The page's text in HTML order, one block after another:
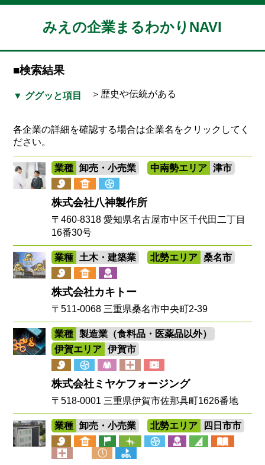
みえの企業まるわかりNAVI
■検索結果
▼ ググッと項目 ＞歴史や伝統がある
各企業の詳細を確認する場合は企業名をクリックしてく
ださい。
業種 卸売・小売業 中南勢エリア 津市
株式会社八神製作所
〒460-8318 愛知県名古屋市中区千代田二丁目
16番30号
業種 土木・建築業 北勢エリア 桑名市
株式会社カキトー
〒511-0068 三重県桑名市中央町2-39
業種
製造業（食料品・医薬品以外）
伊賀エリア
伊賀市
株式会社ミヤケフォージング
〒518-0001 三重県伊賀市佐那具町1626番地
業種 卸売・小売業 北勢エリア 四日市市